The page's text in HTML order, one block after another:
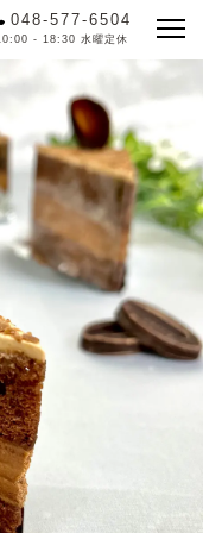
048-577-6504
- 18:30 水曜定休